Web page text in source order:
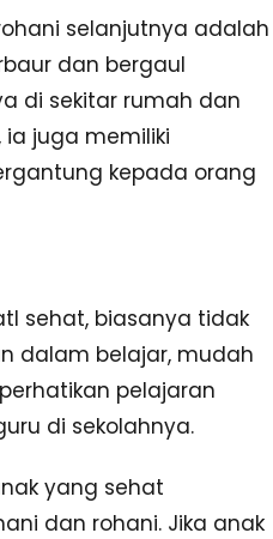
selanjutnya adalah
dan bergaul
di sekitar rumah dan
ia juga memiliki
kepada orang
sehat, biasanya tidak
dalam belajar, mudah
pelajaran
di sekolahnya.
yang sehat
dan rohani. Jika anak